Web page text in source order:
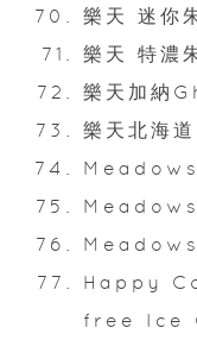
樂天 迷你
樂天 特濃
樂天加納
樂天北海
Meadows
Meadows
Meadows
Happy
free Ice